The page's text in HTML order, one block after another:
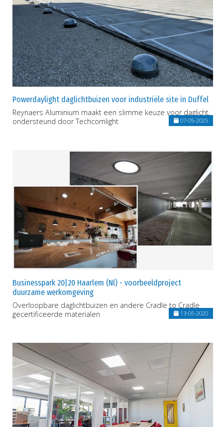
Powerdaylight daglichtbuizen voor industriële site in Duffel
Reynaers Aluminium maakt een slimme keuze voor daglicht,
ondersteund door Techcomlight
07-05-2025
Businesspark 20|20 Haarlem (Nl) - voorbeeldproject
duurzame werkomgeving
Overloopbare daglichtbuizen en andere Cradle to Cradle
gecertificeerde materialen
13-05-2020